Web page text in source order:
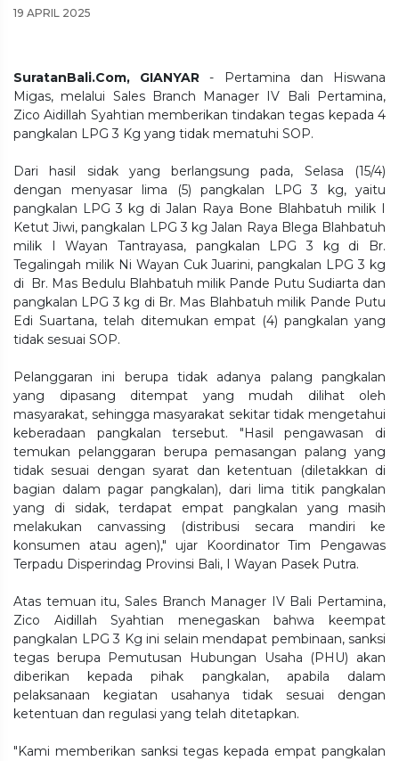
19 APRIL 2025
SuratanBali.Com, GIANYAR - Pertamina dan Hiswana
Migas, melalui Sales Branch Manager IV Bali Pertamina,
Zico Aidillah Syahtian memberikan tindakan tegas kepada 4
pangkalan LPG 3 Kg yang tidak mematuhi SOP.
Dari hasil sidak yang berlangsung pada, Selasa (15/4)
dengan menyasar lima (5) pangkalan LPG 3 kg, yaitu
pangkalan LPG 3 kg di Jalan Raya Bone Blahbatuh milik I
Ketut Jiwi, pangkalan LPG 3 kg Jalan Raya Blega Blahbatuh
milik I Wayan Tantrayasa, pangkalan LPG 3 kg di Br.
Tegalingah milik Ni Wayan Cuk Juarini, pangkalan LPG 3 kg
di Br. Mas Bedulu Blahbatuh milik Pande Putu Sudiarta dan
pangkalan LPG 3 kg di Br. Mas Blahbatuh milik Pande Putu
Edi Suartana, telah ditemukan empat (4) pangkalan yang
tidak sesuai SOP.
Pelanggaran ini berupa tidak adanya palang pangkalan
yang dipasang ditempat yang mudah dilihat oleh
masyarakat, sehingga masyarakat sekitar tidak mengetahui
keberadaan pangkalan tersebut. "Hasil pengawasan di
temukan pelanggaran berupa pemasangan palang yang
tidak sesuai dengan syarat dan ketentuan (diletakkan di
bagian dalam pagar pangkalan), dari lima titik pangkalan
yang di sidak, terdapat empat pangkalan yang masih
melakukan canvassing (distribusi secara mandiri ke
konsumen atau agen)," ujar Koordinator Tim Pengawas
Terpadu Disperindag Provinsi Bali, I Wayan Pasek Putra.
Atas temuan itu, Sales Branch Manager IV Bali Pertamina,
Zico Aidillah Syahtian menegaskan bahwa keempat
pangkalan LPG 3 Kg ini selain mendapat pembinaan, sanksi
tegas berupa Pemutusan Hubungan Usaha (PHU) akan
diberikan kepada pihak pangkalan, apabila dalam
pelaksanaan kegiatan usahanya tidak sesuai dengan
ketentuan dan regulasi yang telah ditetapkan.
"Kami memberikan sanksi tegas kepada empat pangkalan